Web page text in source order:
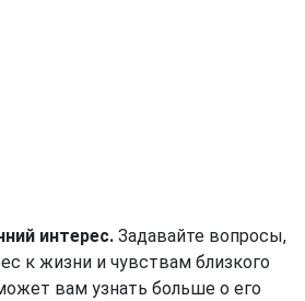
интерес. Задавайте вопросы,
к жизни и чувствам близкого
вам узнать больше о его